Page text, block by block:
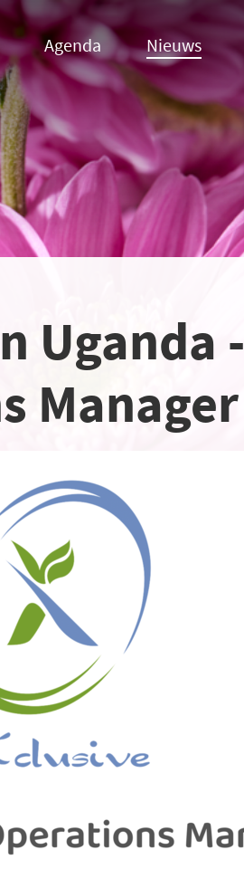
Agenda Nieuws
Uganda -
Manager